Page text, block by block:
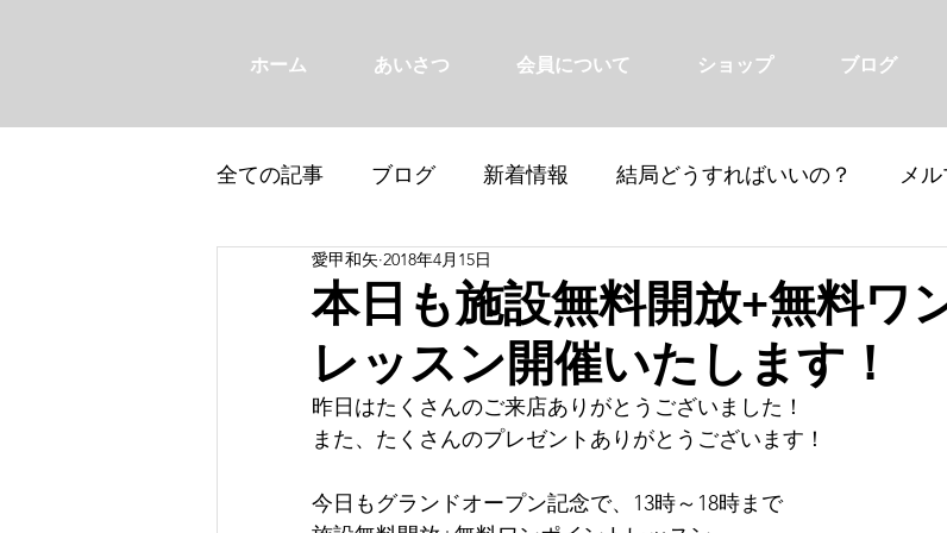
ホーム あいさつ 会員について ショップ ブログ
全ての記事 ブログ 新着情報 結局どうすればいいの？ メ
本日も施設無料開放+無料ワ
レッスン開催いたします！
愛甲和矢 2018年4月15日
昨日はたくさんのご来店ありがとうございました！
また、たくさんのプレゼントありがとうございます！
今日もグランドオープン記念で、13時～18時まで